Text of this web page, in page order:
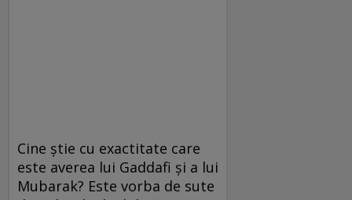
Cine ştie cu exactitate care
este averea lui Gaddafi şi a lui
Mubarak? Este vorba de sute